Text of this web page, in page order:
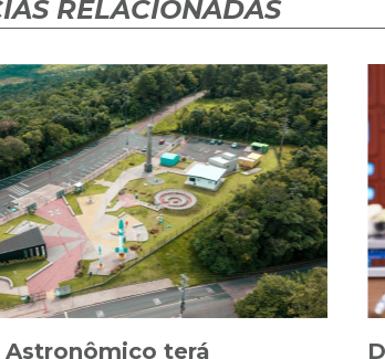
RELACIONADAS
Astronômico terá